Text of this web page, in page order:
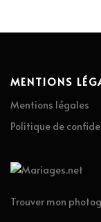
MENTIONS
Mentions légales
Politique de
Trouver mon